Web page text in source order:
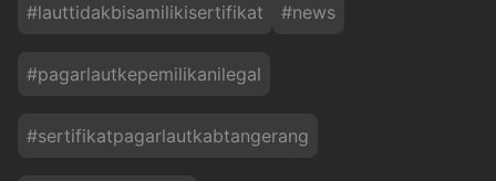
#lauttidakbisamilikisertifikat #news
#pagarlautkepemilikanilegal
#sertifikatpagarlautkabtangerang